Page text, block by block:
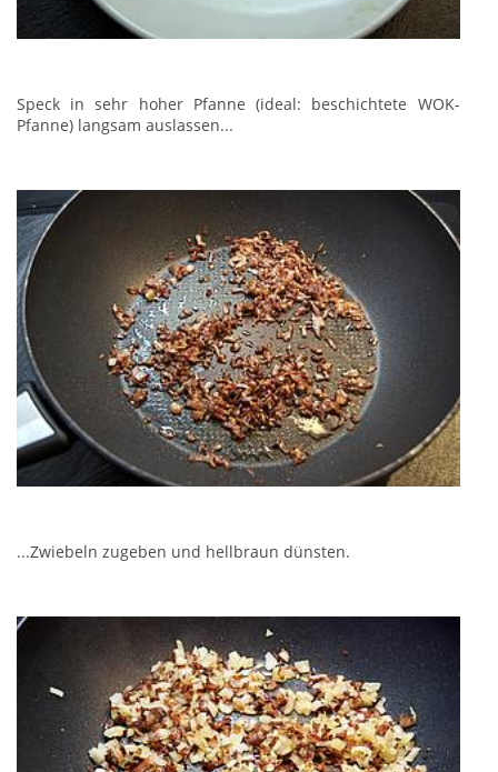
Speck in sehr hoher Pfanne (ideal: beschichtete WOK-
Pfanne) langsam auslassen...
...Zwiebeln zugeben und hellbraun dünsten.